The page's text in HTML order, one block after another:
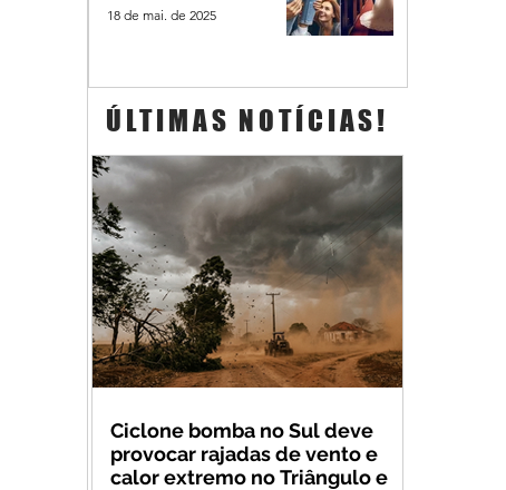
18 de mai. de 2025
ÚLTIMAS NOTÍCIAS!
Ciclone bomba no Sul deve
provocar rajadas de vento e
calor extremo no Triângulo e